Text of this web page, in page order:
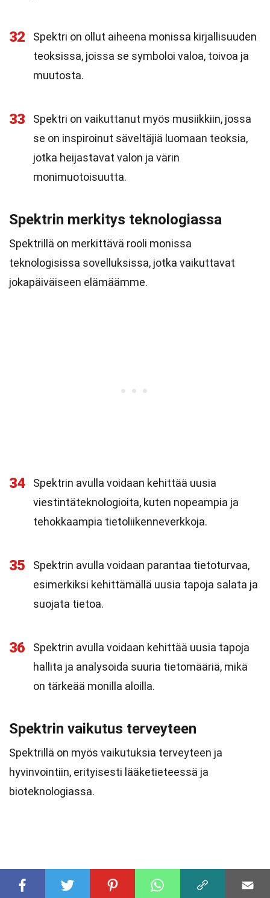
32
Spektri on ollut aiheena monissa kirjallisuuden
teoksissa, joissa se symboloi valoa, toivoa ja
muutosta.
33
Spektri on vaikuttanut myös musiikkiin, jossa
se on inspiroinut säveltäjiä luomaan teoksia,
jotka heijastavat valon ja värin
monimuotoisuutta.
Spektrin merkitys teknologiassa
Spektrillä on merkittävä rooli monissa
teknologisissa sovelluksissa, jotka vaikuttavat
jokapäiväiseen elämäämme.
34
Spektrin avulla voidaan kehittää uusia
viestintäteknologioita, kuten nopeampia ja
tehokkaampia tietoliikenneverkkoja.
35
Spektrin avulla voidaan parantaa tietoturvaa,
esimerkiksi kehittämällä uusia tapoja salata ja
suojata tietoa.
36
Spektrin avulla voidaan kehittää uusia tapoja
hallita ja analysoida suuria tietomääriä, mikä
on tärkeää monilla aloilla.
Spektrin vaikutus terveyteen
Spektrillä on myös vaikutuksia terveyteen ja
hyvinvointiin, erityisesti lääketieteessä ja
bioteknologiassa.